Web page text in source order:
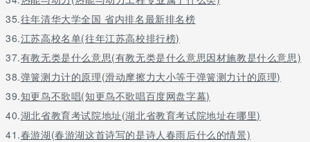
35.往年清华大学全国 省内排名最新排名榜
36.江苏高校名单(往年江苏高校排行榜)
37.有教无类是什么意思(有教无类是什么意思因材施教是什么意思)
38.弹簧测力计的原理(滑动摩擦力大小等于弹簧测力计的原理)
39.知更鸟不歌唱(知更鸟不歌唱百度网盘字幕)
40.湖北省教育考试院地址(湖北省教育考试院地址在哪里)
41.春游湖(春游湖这首诗写的是诗人春雨后什么的情景)